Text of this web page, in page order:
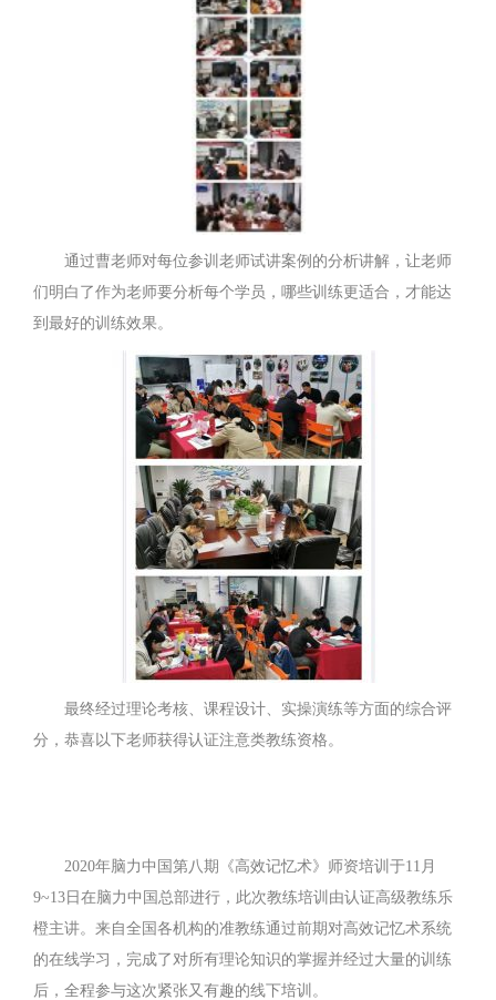
通过曹老师对每位参训老师试讲案例的分析讲解，让老师
们明白了作为老师要分析每个学员，哪些训练更适合，才能达
到最好的训练效果。
最终经过理论考核、课程设计、实操演练等方面的综合评
分，恭喜以下老师获得认证注意类教练资格。
2020年脑力中国第八期《高效记忆术》师资培训于11月
9~13日在脑力中国总部进行，此次教练培训由认证高级教练乐
橙主讲。来自全国各机构的准教练通过前期对高效记忆术系统
的在线学习，完成了对所有理论知识的掌握并经过大量的训练
后，全程参与这次紧张又有趣的线下培训。